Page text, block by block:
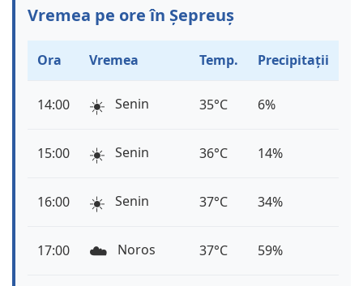
Vremea pe ore în Șepreuș
Ora Vremea Temp. Precipitații
14:00 ☀️ Senin 35°C 6%
15:00 ☀️ Senin 36°C 14%
16:00 ☀️ Senin 37°C 34%
17:00 ☁️ Noros 37°C 59%